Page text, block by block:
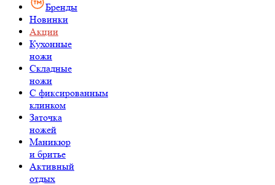
Бренды
Новинки
Акции
Кухонные
ножи
Складные
ножи
C фиксированным
клинком
Заточка
ножей
Маникюр
и бритье
Активный
отдых